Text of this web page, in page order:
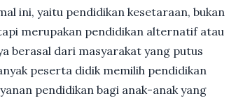
ini, yaitu pendidikan kesetaraan, bukan
merupakan pendidikan alternatif atau
berasal dari masyarakat yang putus
peserta didik memilih pendidikan
pendidikan bagi anak-anak yang